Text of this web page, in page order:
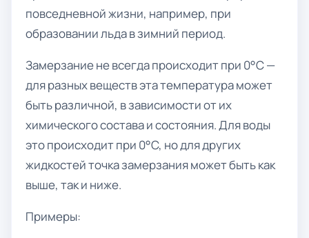
повседневной жизни, например, при
образовании льда в зимний период.
Замерзание не всегда происходит при 0°C —
для разных веществ эта температура может
быть различной, в зависимости от их
химического состава и состояния. Для воды
это происходит при 0°C, но для других
жидкостей точка замерзания может быть как
выше, так и ниже.
Примеры: